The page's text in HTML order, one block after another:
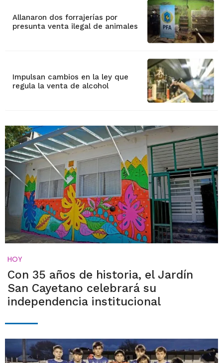
Allanaron dos forrajerías por
presunta venta ilegal de animales
Impulsan cambios en la ley que
regula la venta de alcohol
HOY
Con 35 años de historia, el Jardín
San Cayetano celebrará su
independencia institucional